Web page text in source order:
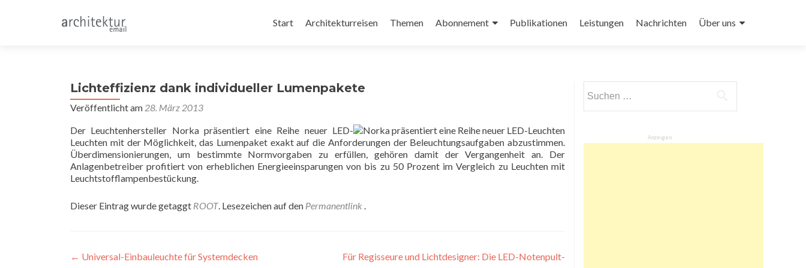
Inhalt
Start Architekturreisen Themen Abonnement Publikationen Leistungen Nachrichten Über uns
Lichteffizienz dank individueller Lumenpakete
Veröffentlicht am 28. März 2013
Der Leuchtenhersteller Norka präsentiert eine Reihe neuer LED-
Leuchten mit der Möglichkeit, das Lumenpaket exakt auf die Anforderungen der Beleuchtungsaufgaben abzustimmen.
Überdimensionierungen, um bestimmte Normvorgaben zu erfüllen, gehören damit der Vergangenheit an. Der
Anlagenbetreiber profitiert von erheblichen Energieeinsparungen von bis zu 50 Prozent im Vergleich zu Leuchten mit
Leuchtstofflampenbestückung.
Dieser Eintrag wurde getaggt ROOT. Lesezeichen auf den Permanentlink .
Beitragsnavigation
← Universal-Einbauleuchte für Systemdecken
Für Regisseure und Lichtdesigner: Die LED-Notenpult-
nach:
Anzeigen